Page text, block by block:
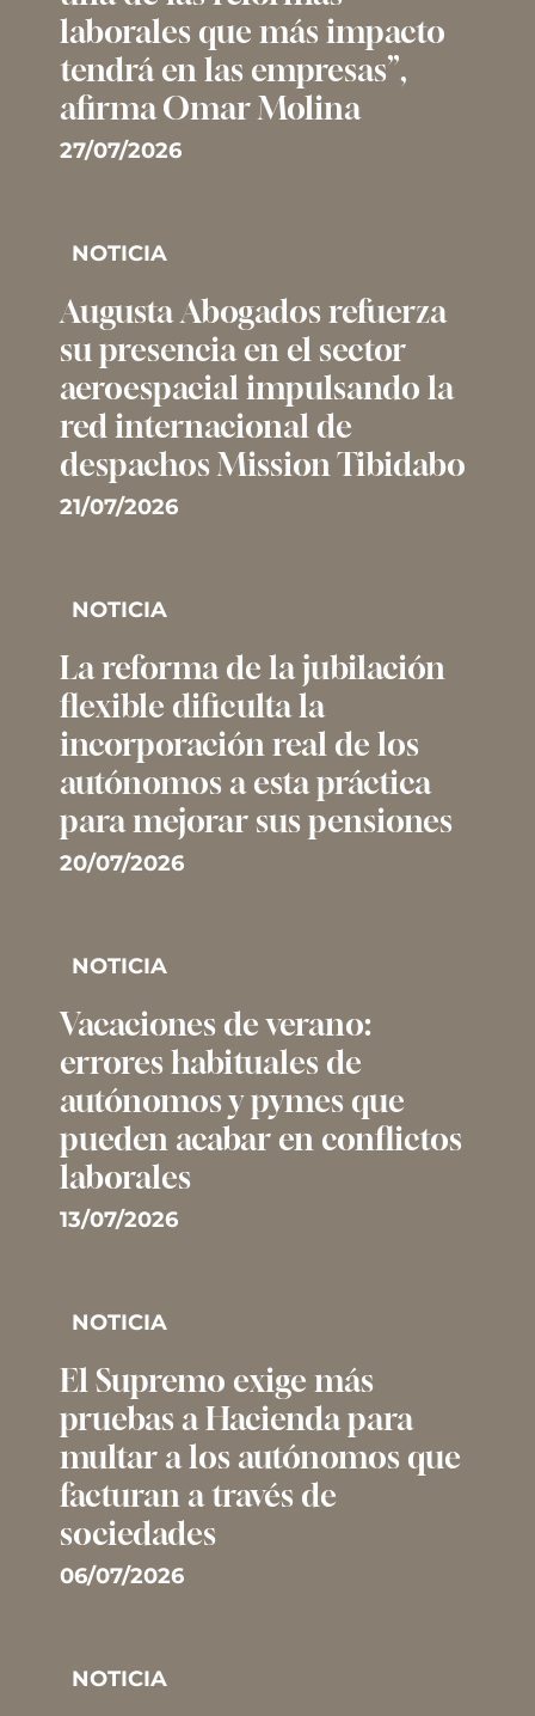
laborales que más impacto
tendrá en las empresas”,
afirma Omar Molina
27/07/2026
NOTICIA
Augusta Abogados refuerza
su presencia en el sector
aeroespacial impulsando la
red internacional de
despachos Mission Tibidabo
21/07/2026
NOTICIA
La reforma de la jubilación
flexible dificulta la
incorporación real de los
autónomos a esta práctica
para mejorar sus pensiones
20/07/2026
NOTICIA
Vacaciones de verano:
errores habituales de
autónomos y pymes que
pueden acabar en conflictos
laborales
13/07/2026
NOTICIA
El Supremo exige más
pruebas a Hacienda para
multar a los autónomos que
facturan a través de
sociedades
06/07/2026
NOTICIA